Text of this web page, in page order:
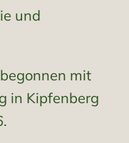
und
mit
in Kipfenberg